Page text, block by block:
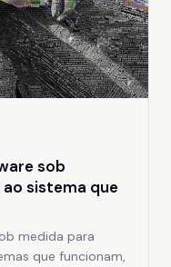
sob
sistema que
medida para
que funcionam,